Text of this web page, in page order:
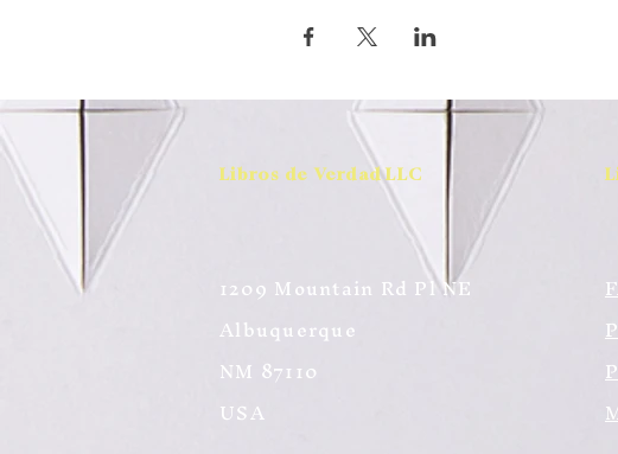
Libros de Verdad LLC
1209 Mountain Rd Pl NE
Albuquerque
NM 87110
USA